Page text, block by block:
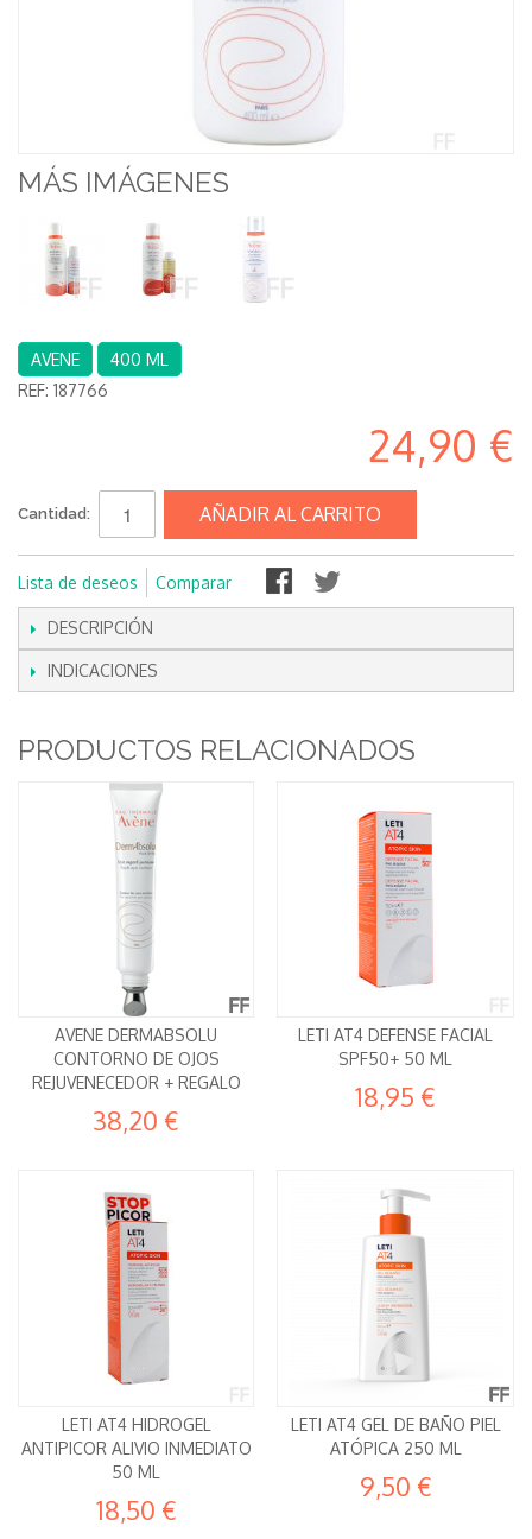
MÁS IMÁGENES
AVENE
400 ML
REF: 187766
24,90 €
Cantidad: AÑADIR AL CARRITO
Lista de deseos Comparar
DESCRIPCIÓN
INDICACIONES
PRODUCTOS RELACIONADOS
AVENE DERMABSOLU
CONTORNO DE OJOS
REJUVENECEDOR + REGALO
38,20 €
LETI AT4 DEFENSE FACIAL
SPF50+ 50 ML
18,95 €
LETI AT4 HIDROGEL
ANTIPICOR ALIVIO INMEDIATO
50 ML
18,50 €
LETI AT4 GEL DE BAÑO PIEL
ATÓPICA 250 ML
9,50 €